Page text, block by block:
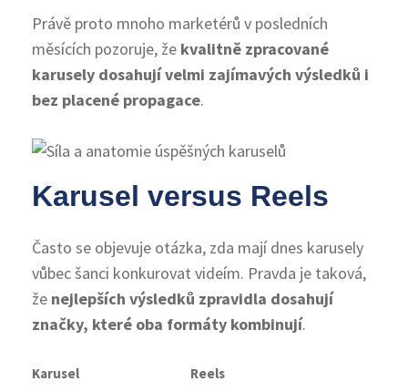
Právě proto mnoho marketérů v posledních
měsících pozoruje, že kvalitně zpracované
karusely dosahují velmi zajímavých výsledků i
bez placené propagace.
Karusel versus Reels
Často se objevuje otázka, zda mají dnes karusely
vůbec šanci konkurovat videím. Pravda je taková,
že nejlepších výsledků zpravidla dosahují
značky, které oba formáty kombinují.
Karusel Reels